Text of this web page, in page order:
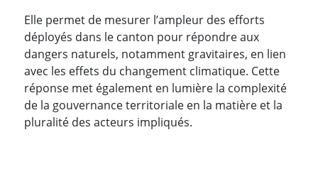
Elle permet de mesurer l’ampleur des efforts
déployés dans le canton pour répondre aux
dangers naturels, notamment gravitaires, en lien
avec les effets du changement climatique. Cette
réponse met également en lumière la complexité
de la gouvernance territoriale en la matière et la
pluralité des acteurs impliqués.